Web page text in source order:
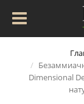
Dimensional